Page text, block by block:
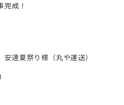
完成！
達夏祭り様（丸や運送）